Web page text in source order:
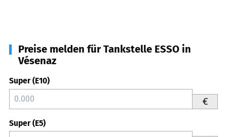
Preise melden für Tankstelle ESSO in
Vésenaz
Super (E10)
€
Super (E5)